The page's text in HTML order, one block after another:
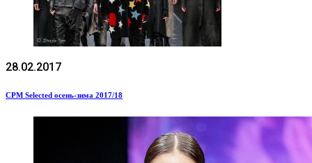
28.02.2017
CPM Selected осень-зима 2017/18